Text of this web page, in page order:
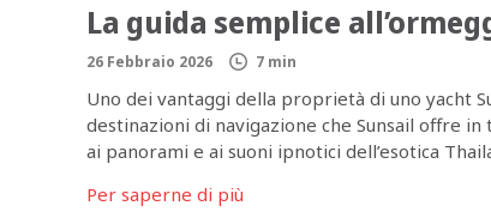
La guida semplice
26 Febbraio 2026 7 min
Uno dei vantaggi della proprietà di uno yacht
destinazioni di navigazione che Sunsail offre
ai panorami e ai suoni ipnotici dell’esotica
Per saperne di più